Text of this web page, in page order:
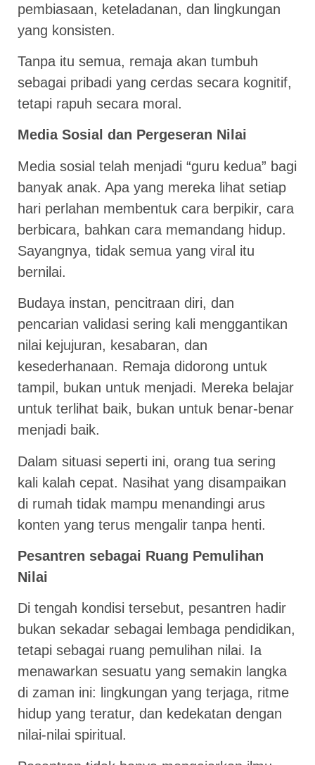
pembiasaan, keteladanan, dan lingkungan
yang konsisten.
Tanpa itu semua, remaja akan tumbuh
sebagai pribadi yang cerdas secara kognitif,
tetapi rapuh secara moral.
Media Sosial dan Pergeseran Nilai
Media sosial telah menjadi “guru kedua” bagi
banyak anak. Apa yang mereka lihat setiap
hari perlahan membentuk cara berpikir, cara
berbicara, bahkan cara memandang hidup.
Sayangnya, tidak semua yang viral itu
bernilai.
Budaya instan, pencitraan diri, dan
pencarian validasi sering kali menggantikan
nilai kejujuran, kesabaran, dan
kesederhanaan. Remaja didorong untuk
tampil, bukan untuk menjadi. Mereka belajar
untuk terlihat baik, bukan untuk benar-benar
menjadi baik.
Dalam situasi seperti ini, orang tua sering
kali kalah cepat. Nasihat yang disampaikan
di rumah tidak mampu menandingi arus
konten yang terus mengalir tanpa henti.
Pesantren sebagai Ruang Pemulihan
Nilai
Di tengah kondisi tersebut, pesantren hadir
bukan sekadar sebagai lembaga pendidikan,
tetapi sebagai ruang pemulihan nilai. Ia
menawarkan sesuatu yang semakin langka
di zaman ini: lingkungan yang terjaga, ritme
hidup yang teratur, dan kedekatan dengan
nilai-nilai spiritual.